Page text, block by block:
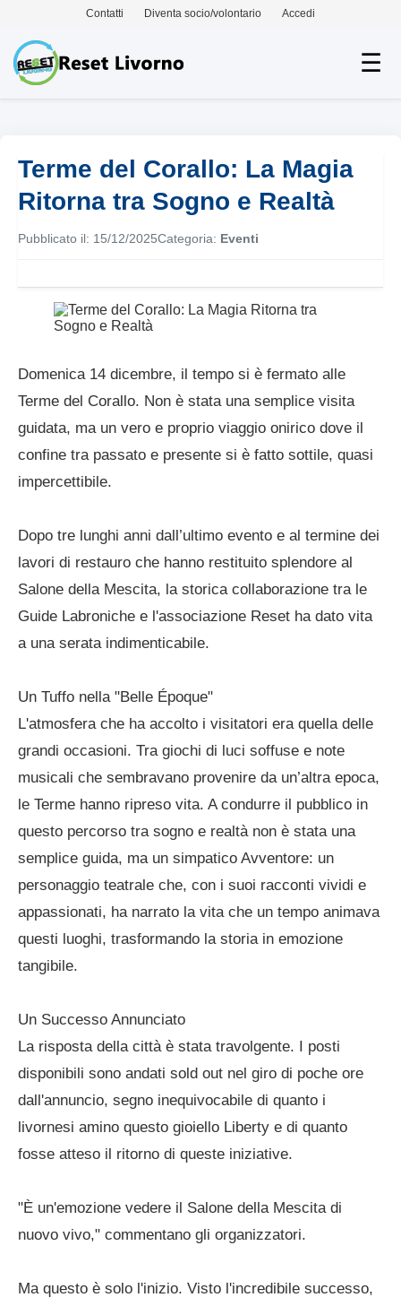
Contatti Diventa socio/volontario Accedi
☰
Terme del Corallo: La Magia
Ritorna tra Sogno e Realtà
Pubblicato il: 15/12/2025Categoria: Eventi
Domenica 14 dicembre, il tempo si è fermato alle
Terme del Corallo. Non è stata una semplice visita
guidata, ma un vero e proprio viaggio onirico dove il
confine tra passato e presente si è fatto sottile, quasi
impercettibile.
Dopo tre lunghi anni dall’ultimo evento e al termine dei
lavori di restauro che hanno restituito splendore al
Salone della Mescita, la storica collaborazione tra le
Guide Labroniche e l'associazione Reset ha dato vita
a una serata indimenticabile.
Un Tuffo nella "Belle Époque"
L'atmosfera che ha accolto i visitatori era quella delle
grandi occasioni. Tra giochi di luci soffuse e note
musicali che sembravano provenire da un’altra epoca,
le Terme hanno ripreso vita. A condurre il pubblico in
questo percorso tra sogno e realtà non è stata una
semplice guida, ma un simpatico Avventore: un
personaggio teatrale che, con i suoi racconti vividi e
appassionati, ha narrato la vita che un tempo animava
questi luoghi, trasformando la storia in emozione
tangibile.
Un Successo Annunciato
La risposta della città è stata travolgente. I posti
disponibili sono andati sold out nel giro di poche ore
dall'annuncio, segno inequivocabile di quanto i
livornesi amino questo gioiello Liberty e di quanto
fosse atteso il ritorno di queste iniziative.
"È un'emozione vedere il Salone della Mescita di
nuovo vivo," commentano gli organizzatori.
Ma questo è solo l'inizio. Visto l'incredibile successo,